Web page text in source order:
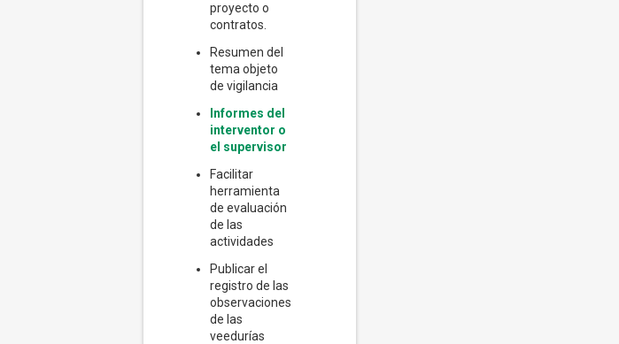
proyecto o
contratos.
Resumen del
tema objeto
de vigilancia
Informes del
interventor o
el supervisor
Facilitar
herramienta
de evaluación
de las
actividades
Publicar el
registro de las
observaciones
de las
veedurías